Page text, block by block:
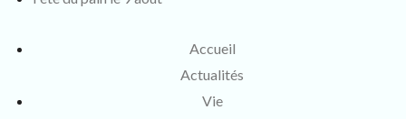
Accueil
Actualités
Vie